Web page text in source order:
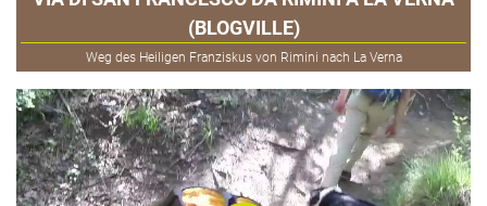
(BLOGVILLE)
Weg des Heiligen Franziskus von Rimini nach La Verna